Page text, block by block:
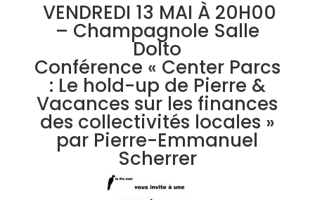
VENDREDI 13 MAI À 20H00
– Champagnole Salle
Dolto
Conférence « Center Parcs
: Le hold-up de Pierre &
Vacances sur les finances
des collectivités locales »
par Pierre-Emmanuel
Scherrer